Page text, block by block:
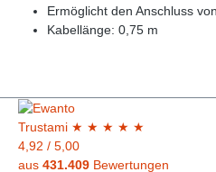
Ermöglicht den Anschluss
Kabellänge: 0,75 m
Trustami ★ ★ ★ ★ ★
4,92 / 5,00
aus 431.409 Bewertungen